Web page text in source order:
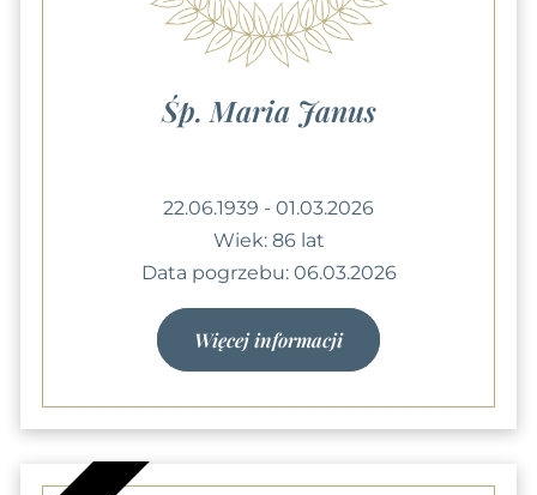
Śp. Maria Janus
22.06.1939 - 01.03.2026
Wiek: 86 lat
Data pogrzebu: 06.03.2026
Więcej informacji